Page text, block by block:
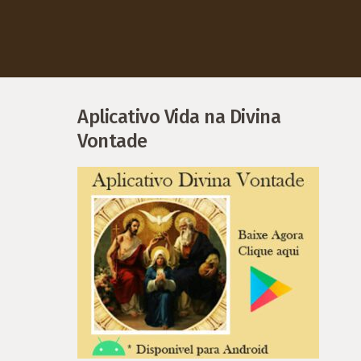
Aplicativo Vida na Divina
Vontade